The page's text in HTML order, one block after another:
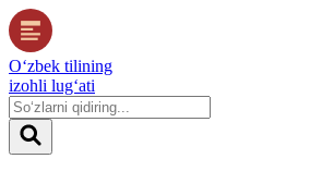
O‘zbek tilining
izohli lug‘ati